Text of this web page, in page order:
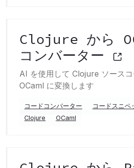
Clojure から
コンバーター
AI を使用して Clojure ソース
OCaml に変換します
コードコンバーター コードスニペ
Clojure
OCaml